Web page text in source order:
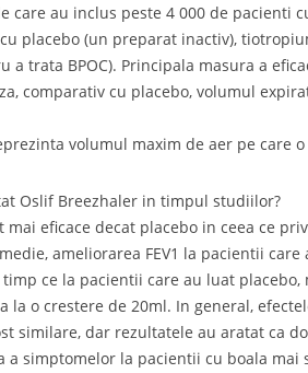
care au inclus peste 4 000 de pacienti
placebo (un preparat inactiv),
a trata BPOC). Principala masura a
comparativ cu placebo, volumul
volumul maxim de aer pe care
Oslif Breezhaler in timpul studiilor?
mai eficace decat placebo in ceea ce
ameliorarea FEV1 la pacientii
ce la pacientii care au luat placebo,
la o crestere de 20ml. In general,
similare, dar rezultatele au aratat ca
a simptomelor la pacientii cu boala mai